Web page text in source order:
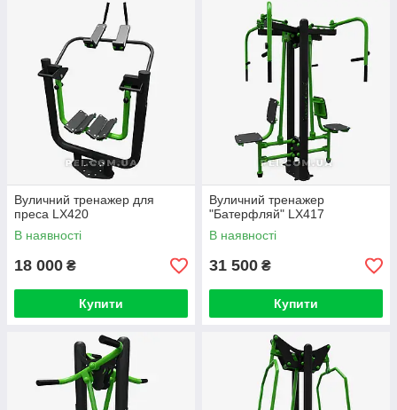
Вуличний тренажер для
преса LX420
В наявності
18 000 ₴
Купити
Вуличний тренажер
"Батерфляй" LX417
В наявності
31 500 ₴
Купити